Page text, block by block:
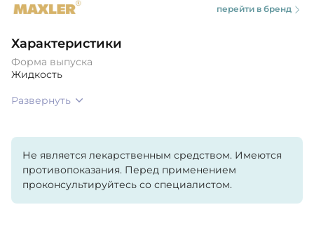
перейти в бренд
Характеристики
Форма выпуска
Жидкость
Развернуть
Не является лекарственным средством. Имеются
противопоказания. Перед применением
проконсультируйтесь со специалистом.